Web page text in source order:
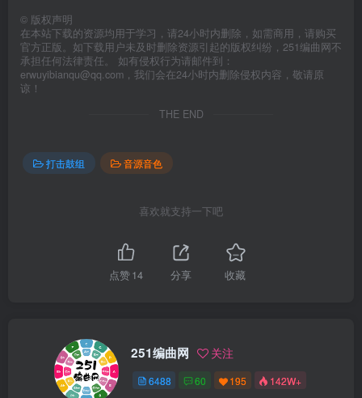
© 版权声明
在本站下载的资源均用于学习，请24小时内删除，如需商用，请购买
官方正版。如下载用户未及时删除资源引起的版权纠纷，251编曲网不
承担任何法律责任。 如有侵权行为请邮件到：
erwuyibianqu@qq.com，我们会在24小时内删除侵权内容，敬请原
谅！
THE END
打击鼓组 音源音色
喜欢就支持一下吧
点赞14 分享 收藏
251编曲网 关注
6488 60 195 142W+